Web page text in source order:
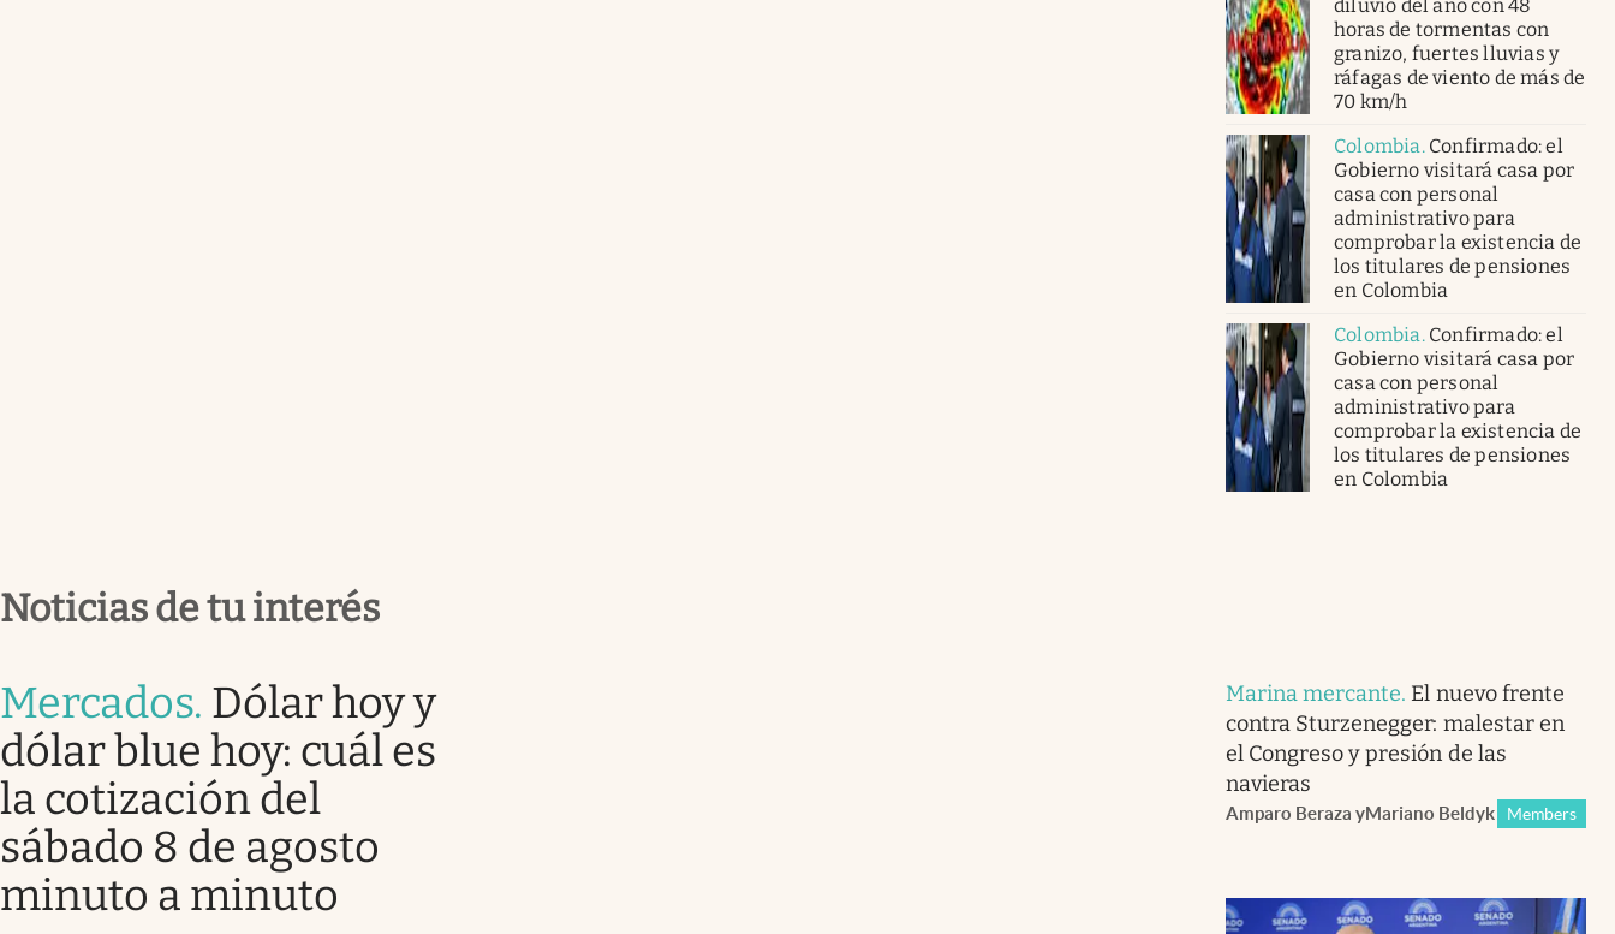
diluvio del año con 48
horas de tormentas con
granizo, fuertes lluvias y
ráfagas de viento de más de
70 km/h
Colombia. Confirmado: el
Gobierno visitará casa por
casa con personal
administrativo para
comprobar la existencia de
los titulares de pensiones
en Colombia
Colombia. Confirmado: el
Gobierno visitará casa por
casa con personal
administrativo para
comprobar la existencia de
los titulares de pensiones
en Colombia
Noticias de tu interés
Mercados. Dólar hoy y
dólar blue hoy: cuál es
la cotización del
sábado 8 de agosto
minuto a minuto
Marina mercante. El nuevo frente
contra Sturzenegger: malestar en
el Congreso y presión de las
navieras
Amparo Beraza yMariano Beldyk Members